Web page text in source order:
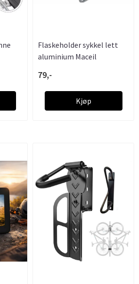
Flaskeholder sykkel lett
aluminium Maceil
79,-
Kjøp